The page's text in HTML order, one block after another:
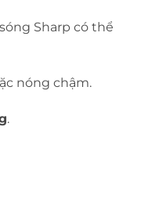
Sharp có thể
nóng chậm.
.